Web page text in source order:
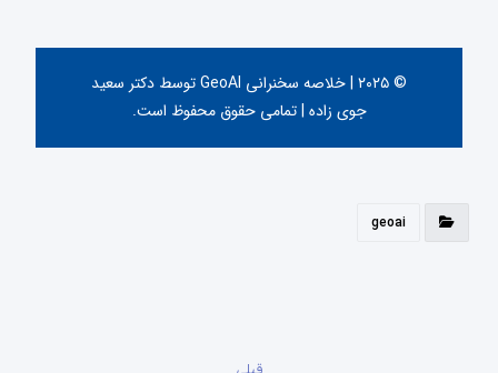
© ۲۰۲۵ | خلاصه سخنرانی GeoAI توسط دکتر سعید
جوی زاده | تمامی حقوق محفوظ است.
geoai